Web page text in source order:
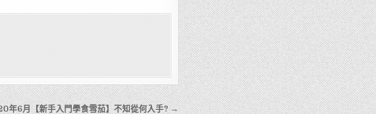
年6月【新手入門學食雪茄】不知從何入手? →